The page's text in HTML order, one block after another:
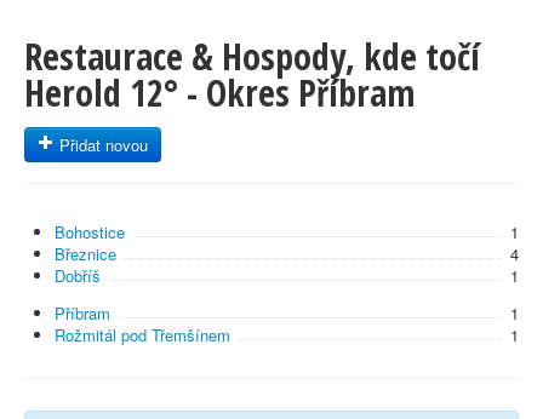
Restaurace & Hospody, kde točí
Herold 12° - Okres Příbram
Přidat novou
Bohostice
1
Březnice
4
Dobříš
1
Příbram
1
Rožmitál pod Třemšínem
1